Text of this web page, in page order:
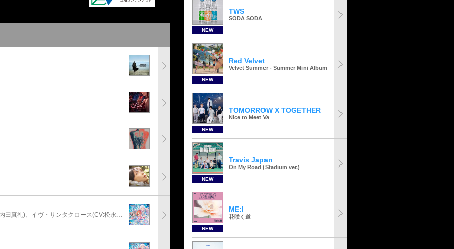
安部菜々(CV:三宅麻理恵)、神崎蘭子(CV:内田真礼)、イヴ・サンタクロース(CV:松永あかね)
NEW
TWS
SODA SODA
NEW
Red Velvet
Velvet Summer - Summer Mini Album
NEW
TOMORROW X TOGETHER
Nice to Meet Ya
NEW
Travis Japan
On My Road (Stadium ver.)
NEW
ME:I
花咲く道